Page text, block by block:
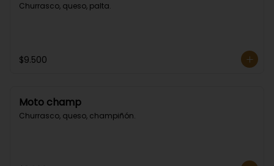
Churrasco, queso, palta.
$9.500
Moto champ
Churrasco, queso, champiñón.